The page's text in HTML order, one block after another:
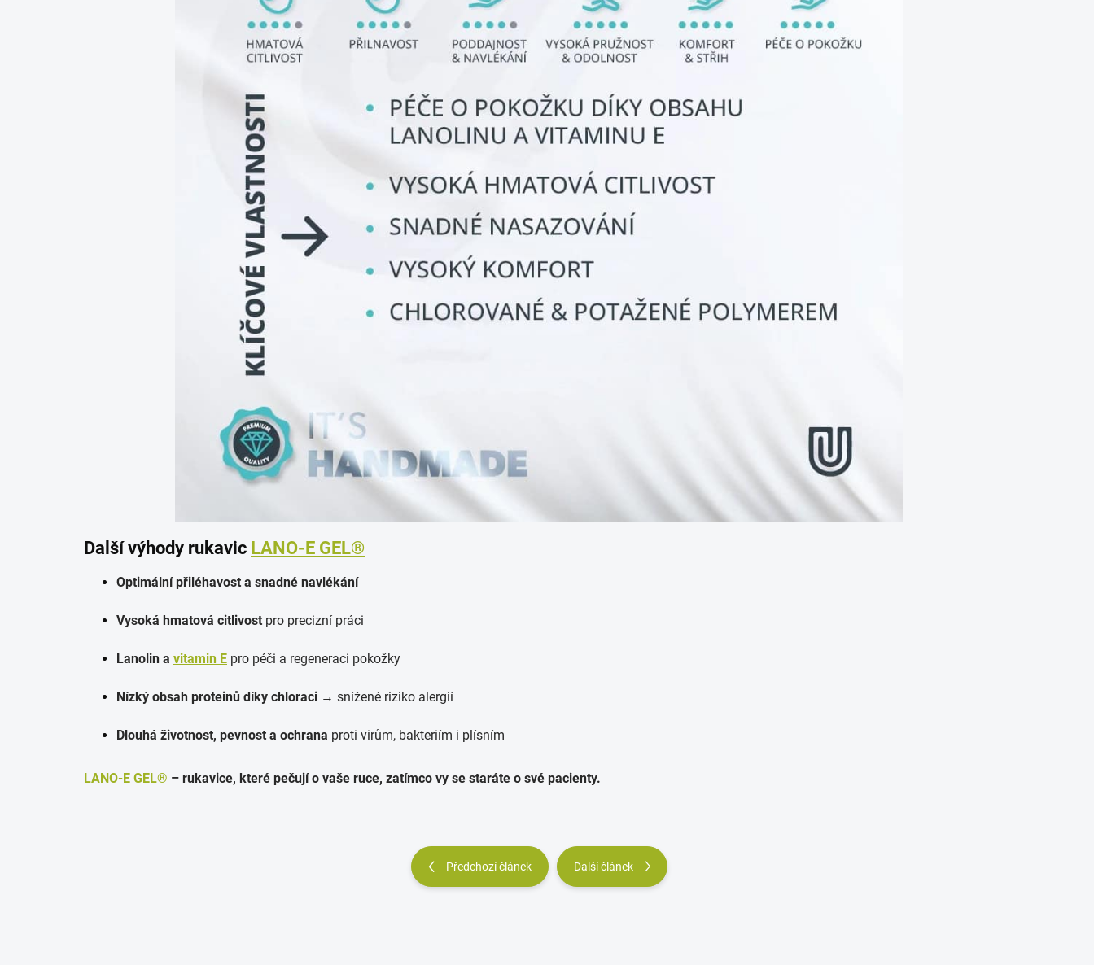
Další výhody rukavic LANO-E GEL®
Optimální přiléhavost a snadné navlékání
Vysoká hmatová citlivost pro precizní práci
Lanolin a vitamin E pro péči a regeneraci pokožky
Nízký obsah proteinů díky chloraci → snížené riziko alergií
Dlouhá životnost, pevnost a ochrana proti virům, bakteriím i plísním
LANO-E GEL® – rukavice, které pečují o vaše ruce, zatímco vy se staráte o své pacienty.
Předchozí článek Další článek